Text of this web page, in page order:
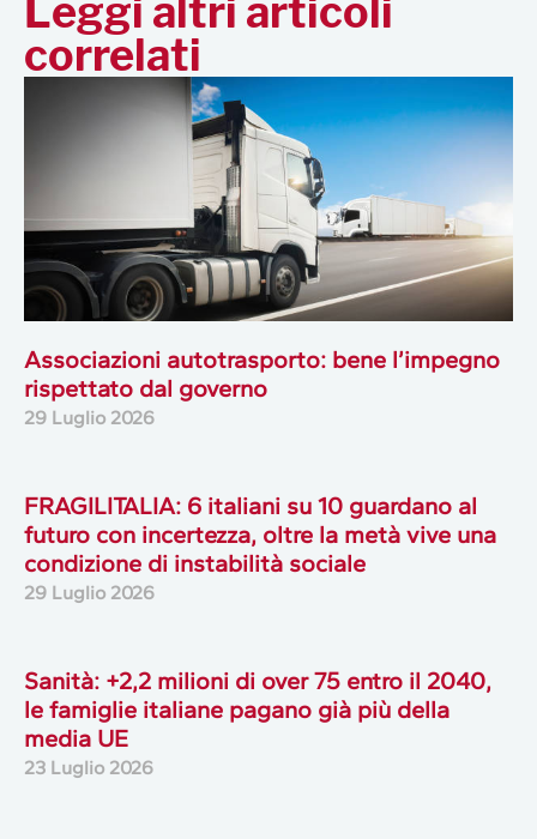
Leggi altri articoli
correlati
Associazioni autotrasporto: bene l’impegno
rispettato dal governo
29 Luglio 2026
FRAGILITALIA: 6 italiani su 10 guardano al
futuro con incertezza, oltre la metà vive una
condizione di instabilità sociale
29 Luglio 2026
Sanità: +2,2 milioni di over 75 entro il 2040,
le famiglie italiane pagano già più della
media UE
23 Luglio 2026